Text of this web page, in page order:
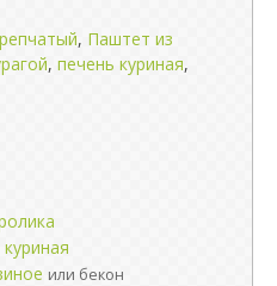
, Паштет из
, печень куриная,
или бекон